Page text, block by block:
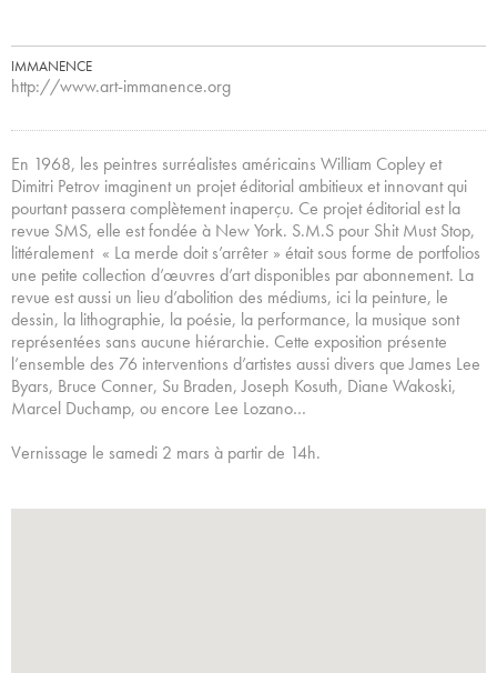
IMMANENCE
http://www.art-immanence.org
En 1968, les peintres surréalistes américains William Copley et
Dimitri Petrov imaginent un projet éditorial ambitieux et innovant qui
pourtant passera complètement inaperçu. Ce projet éditorial est la
revue SMS, elle est fondée à New York. S.M.S pour Shit Must Stop,
littéralement « La merde doit s’arrêter » était sous forme de portfolios
une petite collection d’œuvres d’art disponibles par abonnement. La
revue est aussi un lieu d’abolition des médiums, ici la peinture, le
dessin, la lithographie, la poésie, la performance, la musique sont
représentées sans aucune hiérarchie. Cette exposition présente
l’ensemble des 76 interventions d’artistes aussi divers que James Lee
Byars, Bruce Conner, Su Braden, Joseph Kosuth, Diane Wakoski,
Marcel Duchamp, ou encore Lee Lozano…
Vernissage le samedi 2 mars à partir de 14h.